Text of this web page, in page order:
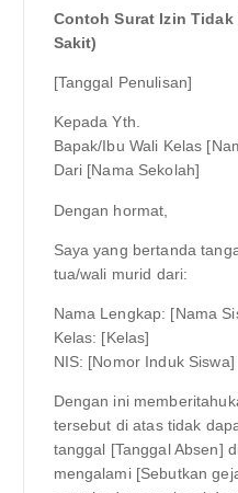
Contoh Surat Izin
Sakit)
[Tanggal Penulisan]
Kepada Yth.
Bapak/Ibu Wali Kelas
Dari [Nama Sekolah]
Dengan hormat,
Saya yang bertanda
tua/wali murid dari:
Nama Lengkap: [Nama
Kelas: [Kelas]
NIS: [Nomor Induk Siswa]
Dengan ini
tersebut di atas tidak
tanggal [Tanggal Absen]
mengalami [Sebutkan